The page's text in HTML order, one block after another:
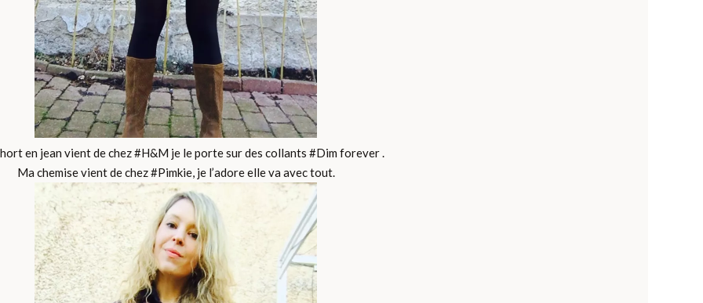
en jean vient de chez #H&M je le porte sur des collants #Dim forever .
Ma chemise vient de chez #Pimkie, je l’adore elle va avec tout.